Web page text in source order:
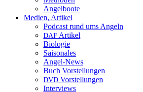
Angelboote
Medien, Artikel
Podcast rund ums Angeln
DAF Artikel
Biologie
Saisonales
Angel-News
Buch Vorstellungen
DVD Vorstellungen
Interviews